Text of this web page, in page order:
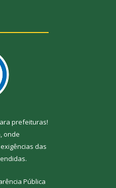
prefeituras!
onde
das
Pública